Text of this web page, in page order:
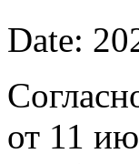
Date:
от 11